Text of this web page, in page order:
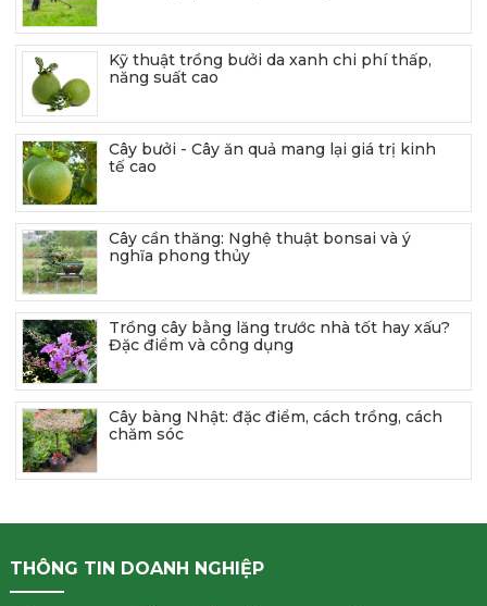
Kỹ thuật trồng bưởi da xanh chi phí thấp,
năng suất cao
Cây bưởi - Cây ăn quả mang lại giá trị kinh
tế cao
Cây cần thăng: Nghệ thuật bonsai và ý
nghĩa phong thủy
Trồng cây bằng lăng trước nhà tốt hay xấu?
Đặc điểm và công dụng
Cây bàng Nhật: đặc điểm, cách trồng, cách
chăm sóc
THÔNG TIN DOANH NGHIỆP